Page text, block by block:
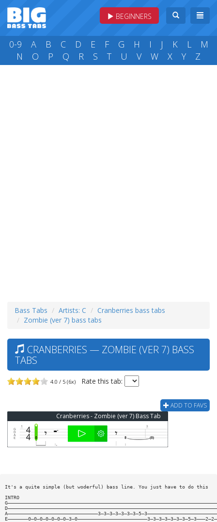
BEGINNERS
0-9 A B C D E F G H I J K L
M
N
O P Q R S T U V W X Y Z
Bass Tabs Artists: C
Cranberries bass tabs
Zombie (ver 7) bass tabs
CRANBERRIES — ZOMBIE (VER 7) BASS
TABS
4.0 / 5 (6x) Rate this tab:
ADD TO FAVS
Cranberries - Zombie (ver 7) Bass Tab
It's a quite simple (but woderful) bass line. You just have to do this
INTRO